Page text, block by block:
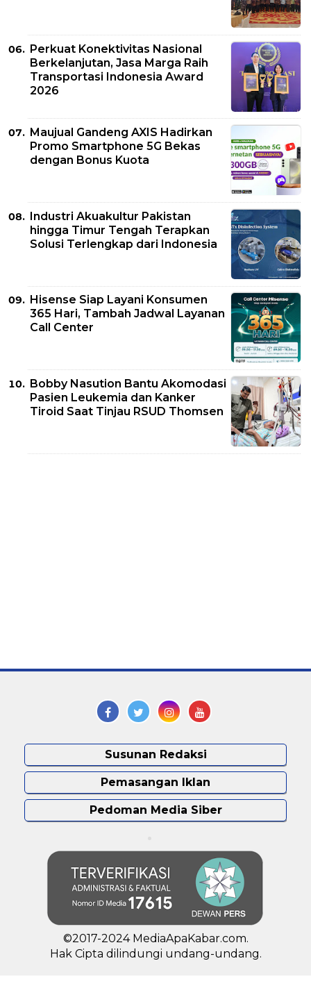
Perkuat Konektivitas Nasional
Berkelanjutan, Jasa Marga Raih
Transportasi Indonesia Award
2026
Maujual Gandeng AXIS Hadirkan
Promo Smartphone 5G Bekas
dengan Bonus Kuota
Industri Akuakultur Pakistan
hingga Timur Tengah Terapkan
Solusi Terlengkap dari Indonesia
Hisense Siap Layani Konsumen
365 Hari, Tambah Jadwal Layanan
Call Center
Bobby Nasution Bantu Akomodasi
Pasien Leukemia dan Kanker
Tiroid Saat Tinjau RSUD Thomsen
Susunan Redaksi
Pemasangan Iklan
Pedoman Media Siber
©2017-2024 MediaApaKabar.com.
Hak Cipta dilindungi undang-undang.